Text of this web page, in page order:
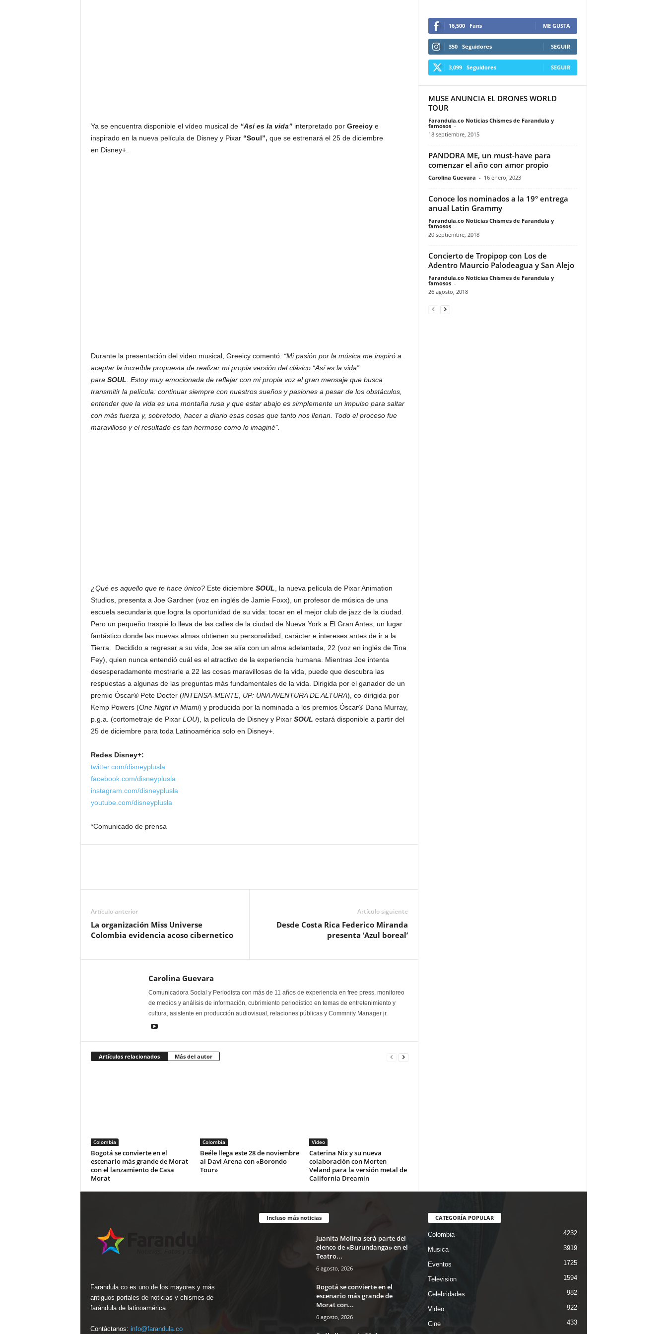
Ya se encuentra disponible el vídeo musical de“Así es la vida”interpretado por Greeicy e
inspirado en la nueva película de Disney y Pixar “Soul”, que se estrenará el 25 de diciembre
en Disney+.
Durante la presentación del video musical, Greeicy comentó: “Mi pasión por la música me inspiró a
aceptar la increíble propuesta de realizar mi propia versión del clásico “Así es la vida”
para SOUL . Estoy muy emocionada de reflejar con mi propia voz el gran mensaje que busca
transmitir la película: continuar siempre con nuestros sueños y pasiones a pesar de los obstáculos,
entender que la vida es una montaña rusa y que estar abajo es simplemente un impulso para saltar
con más fuerza y, sobretodo, hacer a diario esas cosas que tanto nos llenan. Todo el proceso fue
maravilloso y el resultado es tan hermoso como lo imaginé”.
¿Qué es aquello que te hace único?Este diciembre SOUL , la nueva película de Pixar Animation
Studios, presenta a Joe Gardner (voz en inglés de Jamie Foxx), un profesor de música de una
escuela secundaria que logra la oportunidad de su vida: tocar en el mejor club de jazz de la ciudad.
Pero un pequeño traspié lo lleva de las calles de la ciudad de Nueva York a El Gran Antes, un lugar
fantástico donde las nuevas almas obtienen su personalidad, carácter e intereses antes de ir a la
Tierra. Decidido a regresar a su vida, Joe se alía con un alma adelantada, 22 (voz en inglés de Tina
Fey), quien nunca entendió cuál es el atractivo de la experiencia humana. Mientras Joe intenta
desesperadamente mostrarle a 22 las cosas maravillosas de la vida, puede que descubra las
respuestas a algunas de las preguntas más fundamentales de la vida. Dirigida por el ganador de un
premio Óscar® Pete Docter (INTENSA-MENTE, UP: UNA AVENTURA DE ALTURA), co-dirigida por
Kemp Powers (One Night in Miami) y producida por la nominada a los premios Óscar® Dana Murray,
p.g.a. (cortometraje de Pixar LOU), la película de Disney y Pixar SOUL estará disponible a partir del
25 de diciembre para toda Latinoamérica solo en Disney+.
Redes Disney+:
twitter.com/disneyplusla
facebook.com/disneyplusla
instagram.com/disneyplusla
youtube.com/disneyplusla
*Comunicado de prensa
Artículo anterior
La organización Miss Universe
Colombia evidencia acoso cibernetico
Artículo siguiente
Desde Costa Rica Federico Miranda
presenta ‘Azul boreal’
Carolina Guevara
Comunicadora Social y Periodista con más de 11 años de experiencia en free press, monitoreo
de medios y análisis de información, cubrimiento periodístico en temas de entretenimiento y
cultura, asistente en producción audiovisual, relaciones públicas y Commnity Manager jr.
Artículos relacionados Más del autor
Colombia
Bogotá se convierte en el
escenario más grande de Morat
con el lanzamiento de Casa
Morat
Colombia
Beéle llega este 28 de noviembre
al Davi Arena con «Borondo
Tour»
Video
Caterina Nix y su nueva
colaboración con Morten
Veland para la versión metal de
California Dreamin
16,500 Fans ME GUSTA
350 Seguidores SEGUIR
3,099 Seguidores SEGUIR
MUSE ANUNCIA EL DRONES WORLD
TOUR
Farandula.co Noticias Chismes de Farandula y
famosos -
18 septiembre, 2015
PANDORA ME, un must-have para
comenzar el año con amor propio
Carolina Guevara - 16 enero, 2023
Conoce los nominados a la 19° entrega
anual Latin Grammy
Farandula.co Noticias Chismes de Farandula y
famosos -
20 septiembre, 2018
Concierto de Tropipop con Los de
Adentro Maurcio Palodeagua y San Alejo
Farandula.co Noticias Chismes de Farandula y
famosos -
26 agosto, 2018
Farandula.co es uno de los mayores y más
antiguos portales de noticias y chismes de
farándula de latinoamérica.
Contáctanos: info@farandula.co
Incluso más noticias
Juanita Molina será parte del
elenco de «Burundanga» en el
Teatro...
6 agosto, 2026
Bogotá se convierte en el
escenario más grande de
Morat con...
6 agosto, 2026
CATEGORÍA POPULAR
Colombia 4232
Musica 3919
Eventos 1725
Television 1594
Celebridades 982
Video 922
Cine 433